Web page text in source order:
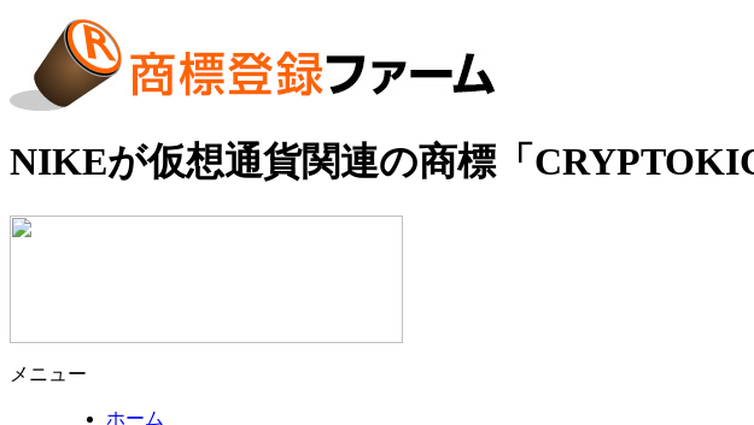
NIKEが仮想通貨関連の商標「
メニュー
ホーム